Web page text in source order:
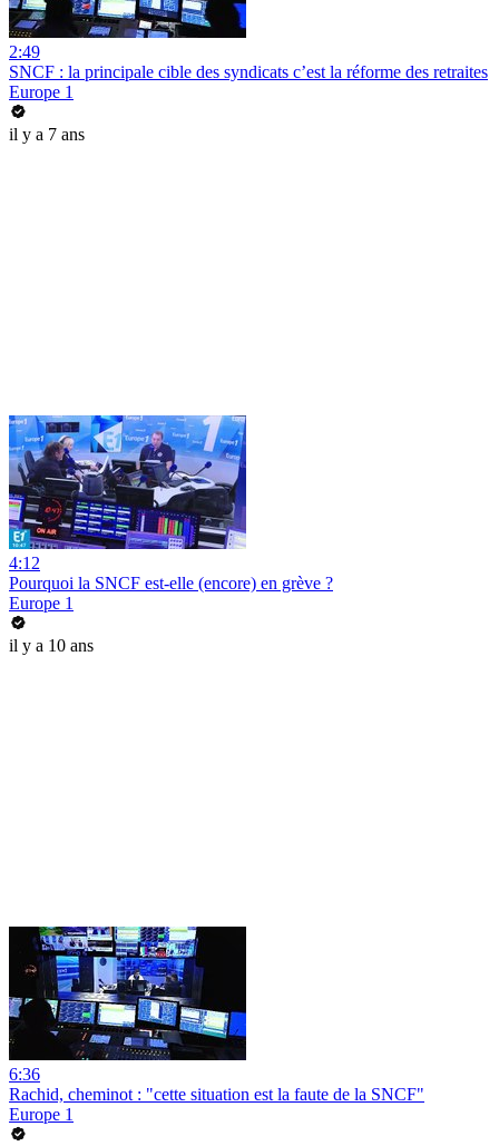
2:49
SNCF : la principale cible des syndicats c’est la réforme des retraites
Europe 1
il y a 7 ans
4:12
Pourquoi la SNCF est-elle (encore) en grève ?
Europe 1
il y a 10 ans
6:36
Rachid, cheminot : "cette situation est la faute de la SNCF"
Europe 1